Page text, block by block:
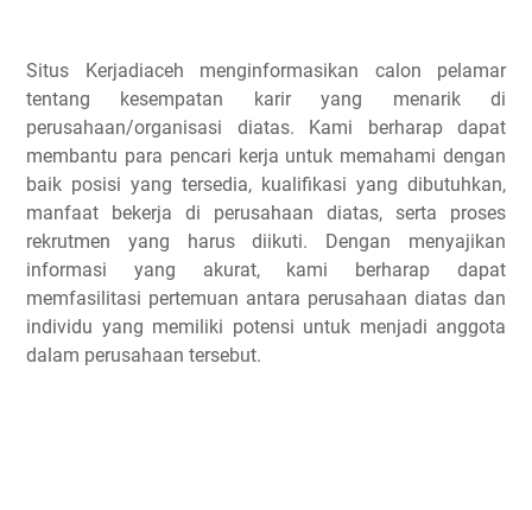
Situs Kerjadiaceh menginformasikan calon pelamar
tentang kesempatan karir yang menarik di
perusahaan/organisasi diatas. Kami berharap dapat
membantu para pencari kerja untuk memahami dengan
baik posisi yang tersedia, kualifikasi yang dibutuhkan,
manfaat bekerja di perusahaan diatas, serta proses
rekrutmen yang harus diikuti. Dengan menyajikan
informasi yang akurat, kami berharap dapat
memfasilitasi pertemuan antara perusahaan diatas dan
individu yang memiliki potensi untuk menjadi anggota
dalam perusahaan tersebut.